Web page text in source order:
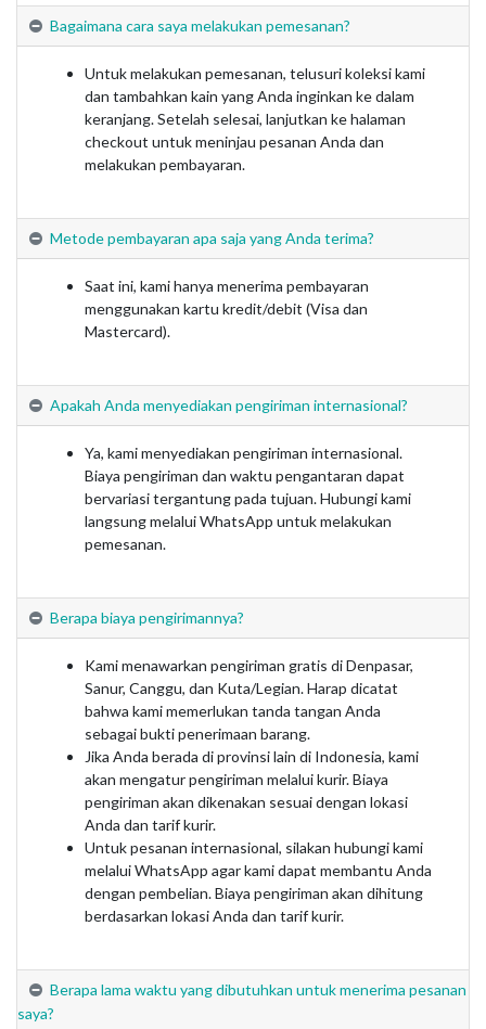
Bagaimana cara saya melakukan pemesanan?
Untuk melakukan pemesanan, telusuri koleksi kami
dan tambahkan kain yang Anda inginkan ke dalam
keranjang. Setelah selesai, lanjutkan ke halaman
checkout untuk meninjau pesanan Anda dan
melakukan pembayaran.
Metode pembayaran apa saja yang Anda terima?
Saat ini, kami hanya menerima pembayaran
menggunakan kartu kredit/debit (Visa dan
Mastercard).
Apakah Anda menyediakan pengiriman internasional?
Ya, kami menyediakan pengiriman internasional.
Biaya pengiriman dan waktu pengantaran dapat
bervariasi tergantung pada tujuan. Hubungi kami
langsung melalui WhatsApp untuk melakukan
pemesanan.
Berapa biaya pengirimannya?
Kami menawarkan pengiriman gratis di Denpasar,
Sanur, Canggu, dan Kuta/Legian. Harap dicatat
bahwa kami memerlukan tanda tangan Anda
sebagai bukti penerimaan barang.
Jika Anda berada di provinsi lain di Indonesia, kami
akan mengatur pengiriman melalui kurir. Biaya
pengiriman akan dikenakan sesuai dengan lokasi
Anda dan tarif kurir.
Untuk pesanan internasional, silakan hubungi kami
melalui WhatsApp agar kami dapat membantu Anda
dengan pembelian. Biaya pengiriman akan dihitung
berdasarkan lokasi Anda dan tarif kurir.
Berapa lama waktu yang dibutuhkan untuk menerima pesanan
saya?